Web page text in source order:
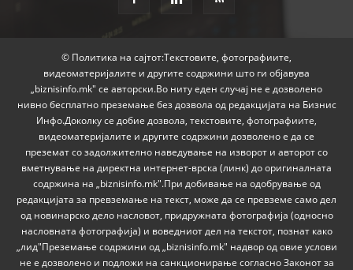
© Политика на сајтот:Текстовите, фотографиите,
видеоматеријалите и другите содржини што ги објавува
„biznisinfo.mk" се авторски.Во ниту еден случај не е дозволено
нивно бесплатно преземање без дозвола од редакцијата на Бизнис
Инфо.Доколку се добие дозвола, текстовите, фотографиите,
видеоматеријалите и другите содржини дозволено е да се
преземат со задолжително наведување на изворот и авторот со
вметнување на директна интернет-врска (линк) до оригиналната
содржина на „biznisinfo.mk".При добивање на одобрување од
редакцијата за превземање на текст, може да се превземе само дел
од новинарско дело насловот, придружната фотографија (односно
насловната фотографија) и воведниот дел на текстот, познат како
„лид"Преземање содржини од „biznisinfo.mk" надвор од овие услови
не е дозволено и подложи на санкционирање согласно Законот за